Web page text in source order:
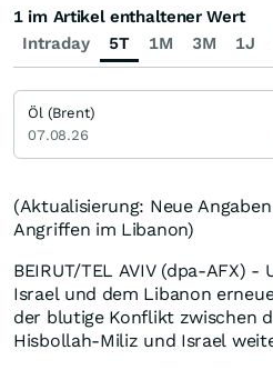
(Aktualisierung: Neue
Angriffen im Libanon)
BEIRUT/TEL AVIV (dpa-AFX)
Israel und dem Libanon
der blutige Konflikt zwischen
Hisbollah-Miliz und Israel
Intraday 5T 1M 3M 1J
1 im Artikel enthaltener Wert
Öl (Brent)
07.08.26